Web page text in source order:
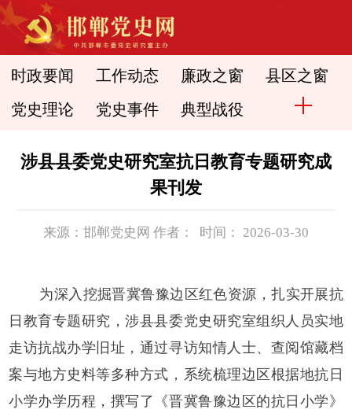
时政要闻 工作动态 廉政之窗 县区之窗
党史理论 党史事件 典型战役
涉县县委党史研究室抗日教育专题研究成
果刊发
来源：邯郸党史网 作者： 时间： 2026-03-30
为深入挖掘晋冀鲁豫边区红色资源，扎实开展抗
日教育专题研究，涉县县委党史研究室组织人员实地
走访抗战办学旧址，通过寻访知情人士、查阅馆藏档
案与地方史料等多种方式，系统梳理边区根据地抗日
小学办学历程，撰写了《晋冀鲁豫边区的抗日小学》